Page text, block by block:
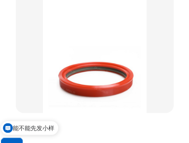
星型双O组合
阶梯组合封
能不能先发小样
交货期怎么样